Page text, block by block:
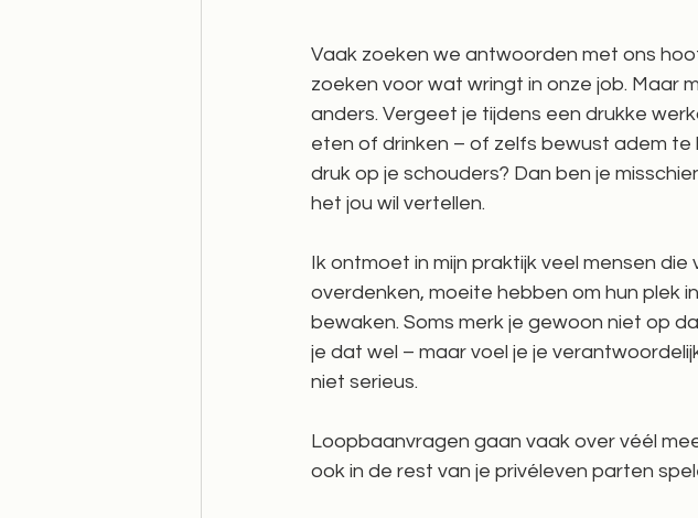
Vaak zoeken we antwoorden met ons
zoeken voor wat wringt in onze job. Maar
anders. Vergeet je tijdens een drukke
eten of drinken – of zelfs bewust adem te
druk op je schouders? Dan ben je
het jou wil vertellen.
Ik ontmoet in mijn praktijk veel mensen
overdenken, moeite hebben om hun plek
bewaken. Soms merk je gewoon niet op
je dat wel – maar voel je je
niet serieus.
Loopbaanvragen gaan vaak over véél
ook in de rest van je privéleven parten